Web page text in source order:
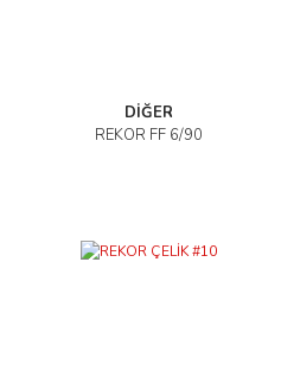
DİĞER
REKOR FF 6/90